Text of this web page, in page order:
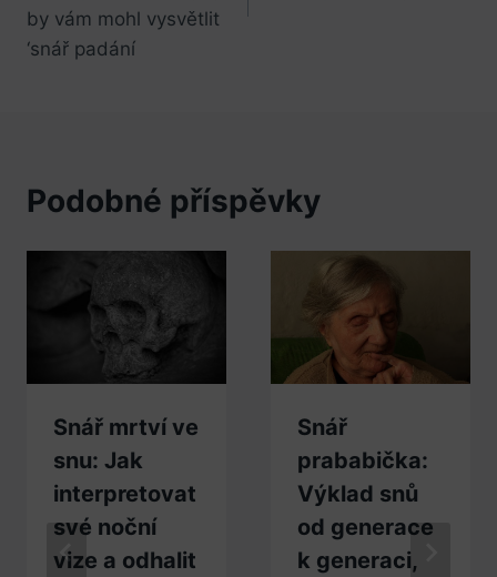
by vám mohl vysvětlit
‘snář padání
Podobné příspěvky
Snář mrtví ve
snu: Jak
interpretovat
své noční
vize a odhalit
Snář
prababička:
Výklad snů
od generace
k generaci,